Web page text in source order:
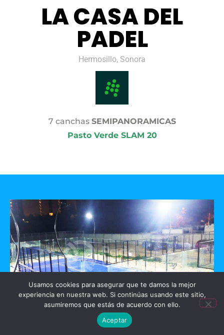
LA CASA DEL
PADEL
Hermosillo, Sonora
7 canchas SEMIPANORAMICAS
Pasto Verde SLAM 20
Usamos cookies para asegurar que te damos la mejor
experiencia en nuestra web. Si continúas usando este sitio,
asumiremos que estás de acuerdo con ello.
Aceptar